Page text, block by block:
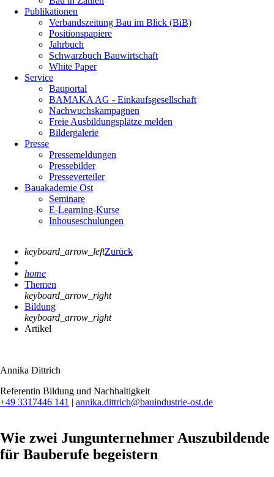
Publikationen
Verbandszeitung Bau im Blick (BiB)
Positionspapiere
Jahrbuch
Schwarzbuch Bauwirtschaft
White Paper
Service
Bauportal
BAMAKA AG - Einkaufsgesellschaft
Nachwuchskampagnen
Freie Ausbildungsplätze melden
Bildergalerie
Presse
Pressemeldungen
Pressebilder
Presseverteiler
Bauakademie Ost
Seminare
E-Learning-Kurse
Inhouseschulungen
keyboard_arrow_leftZurück
home
Themen
keyboard_arrow_right
Bildung
keyboard_arrow_right
Artikel
Annika Dittrich
Referentin Bildung und Nachhaltigkeit
+49 3317446 141 | annika.dittrich@bauindustrie-ost.de
Wie zwei Jungunternehmer Auszubildende
für Bauberufe begeistern